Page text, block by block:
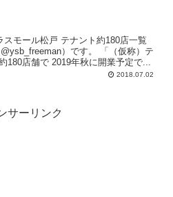
180店舗で 2019年秋に開業予定で...
2018.07.02
サーリンク